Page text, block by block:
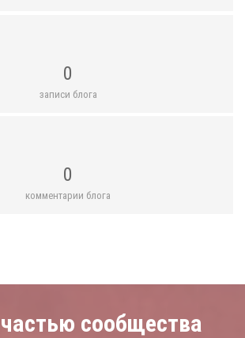
0
записи блога
0
комментарии блога
сообщества